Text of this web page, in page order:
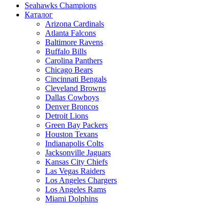
Seahawks Champions
Каталог
Arizona Cardinals
Atlanta Falcons
Baltimore Ravens
Buffalo Bills
Carolina Panthers
Chicago Bears
Cincinnati Bengals
Cleveland Browns
Dallas Cowboys
Denver Broncos
Detroit Lions
Green Bay Packers
Houston Texans
Indianapolis Colts
Jacksonville Jaguars
Kansas City Chiefs
Las Vegas Raiders
Los Angeles Chargers
Los Angeles Rams
Miami Dolphins